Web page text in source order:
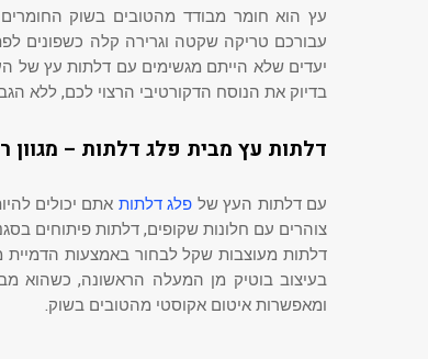
עץ הוא חומר מבודד מהטובים בשוק
עבורכם טריקה שקטה וגרירה קלה כשפונים
יעדים שלא הייתם מגשימים עם דלתות עץ של
בדיוק את הנוסח הדקורטיבי הרצוי לכם, ללא
דלתות עץ מבית פלג דלתות – מגוון
עם דלתות העץ של פלג דלתות אתם יכולים
צוהרים עם חלונות שקופים, דלתות פיתוחים
דלתות מעוצבות שקל לבחור באמצעות
בעיצוב בוטיק מן המעלה הראשונה, כשהוא
ומאפשרות איטום אקוסטי מהטובים בשוק.